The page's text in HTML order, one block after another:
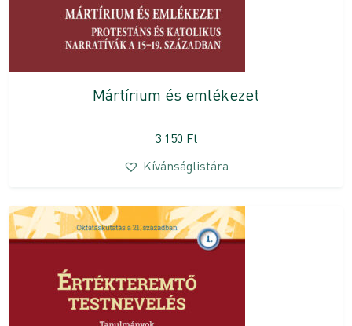
Mártírium és emlékezet
3 150 Ft
Kívánságlistára